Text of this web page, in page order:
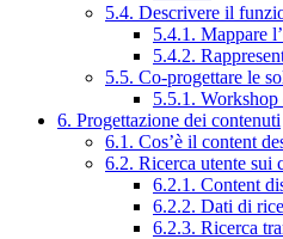
5.4. Descrivere il
5.4.1. Mappare
5.4.2.
5.5. Co-progettare le
5.5.1.
6. Progettazione dei contenuti
6.1. Cos’è il content
6.2. Ricerca utente sui
6.2.1. Content
6.2.2. Dati di
6.2.3. Ricerca